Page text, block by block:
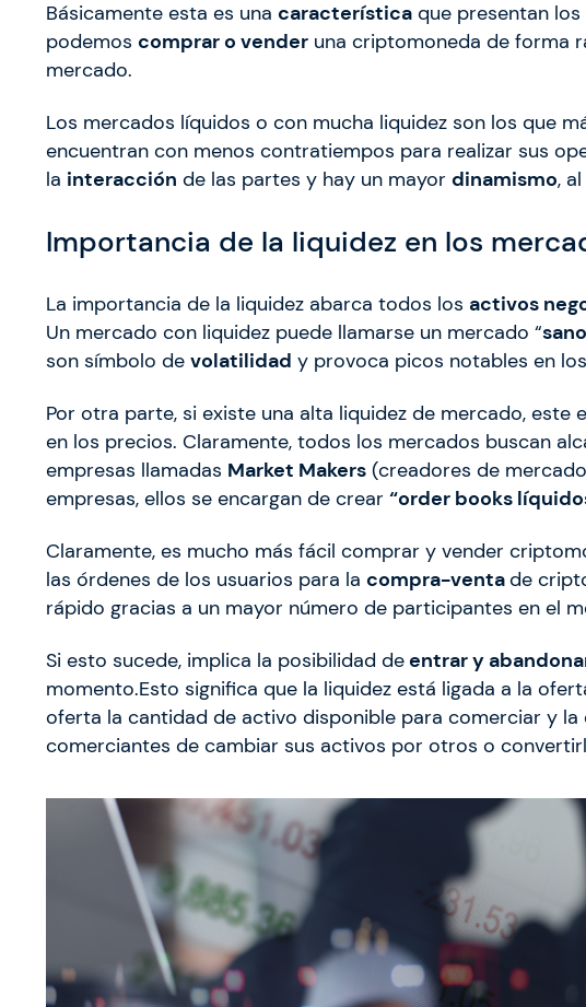
Básicamente esta es una característica que presentan
podemos comprar o vender una criptomoneda de forma
mercado.
Los mercados líquidos o con mucha liquidez son los que
encuentran con menos contratiempos para realizar sus
la interacción de las partes y hay un mayor dinamismo,
Importancia de la liquidez en los
La importancia de la liquidez abarca todos los activos
Un mercado con liquidez puede llamarse un mercado “sano
son símbolo de volatilidad y provoca picos notables en
Por otra parte, si existe una alta liquidez de mercado, este
en los precios. Claramente, todos los mercados buscan
empresas llamadas Market Makers (creadores de
empresas, ellos se encargan de crear “order books
Claramente, es mucho más fácil comprar y vender
las órdenes de los usuarios para la compra-ventade
rápido gracias a un mayor número de participantes en el
Si esto sucede, implica la posibilidad deentrar y
momento.Esto significa que la liquidez está ligada a la
oferta la cantidad de activo disponible para comerciar y la
comerciantes de cambiar sus activos por otros o